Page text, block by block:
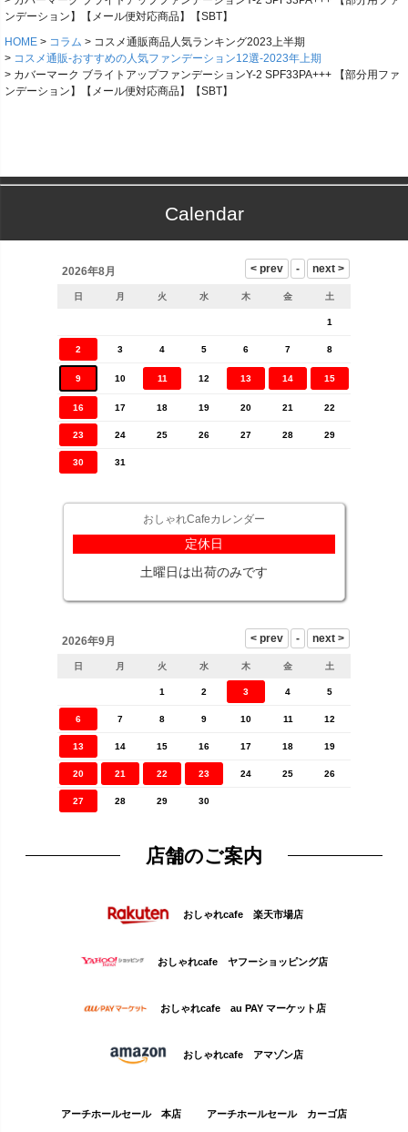
ンデーション】【メール便対応商品】【SBT】
HOME
コラム
コスメ通販商品人気ランキング2023上半期
コスメ通販-おすすめの人気ファンデーション12選-2023年上期
カバーマーク ブライトアップファンデーションY-2 SPF33PA+++ 【部分用ファ
ンデーション】【メール便対応商品】【SBT】
Calendar
2026年8月
日 月 火 水 木 金 土
1
2 3 4 5 6 7 8
9 10 11 12 13 14 15
16 17 18 19 20 21 22
23 24 25 26 27 28 29
30 31
おしゃれCafeカレンダー
定休日
土曜日は出荷のみです
2026年9月
日 月 火 水 木 金 土
1 2 3 4 5
6 7 8 9 10 11 12
13 14 15 16 17 18 19
20 21 22 23 24 25 26
27 28 29 30
店舗のご案内
おしゃれcafe 楽天市場店
おしゃれcafe ヤフーショッピング店
おしゃれcafe au PAY マーケット店
おしゃれcafe アマゾン店
アーチホールセール 本店 アーチホールセール カーゴ店